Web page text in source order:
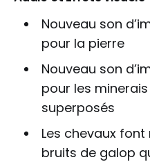
Nouveau son
pour la pierre
Nouveau son
pour les
superposés
Les chevaux
bruits de galop